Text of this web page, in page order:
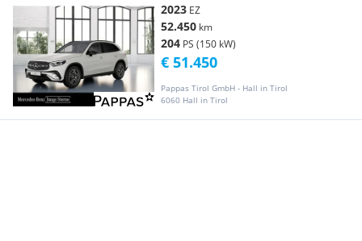
2023 EZ
52.450 km
204 PS (150 kW)
Pappas Tirol GmbH - Hall in Tirol
6060 Hall in Tirol
€ 51.450